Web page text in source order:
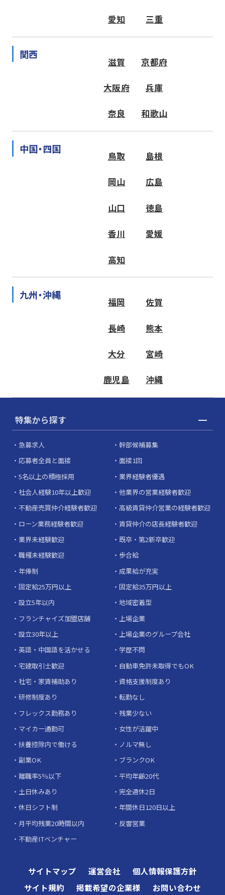
愛知 三重
関西
滋賀 京都府
大阪府 兵庫
奈良 和歌山
中国・四国
鳥取 島根
岡山 広島
山口 徳島
香川 愛媛
高知
九州・沖縄
福岡 佐賀
長崎 熊本
大分 宮崎
鹿児島 沖縄
特集から探す
急募求人
幹部候補募集
応募者全員と面接
面接1回
5名以上の積極採用
業界経験者優遇
社会人経験10年以上歓迎
他業界の営業経験者歓迎
不動産売買仲介経験者歓迎
高級賃貸仲介営業の経験者歓迎
ローン業務経験者歓迎
賃貸仲介の店長経験者歓迎
業界未経験歓迎
既卒・第2新卒歓迎
職種未経験歓迎
歩合給
年俸制
成果給が充実
固定給25万円以上
固定給35万円以上
設立5年以内
地域密着型
フランチャイズ加盟店舗
上場企業
設立30年以上
上場企業のグループ会社
英語・中国語を活かせる
学歴不問
宅建取引士歓迎
自動車免許未取得でもOK
社宅・家賃補助あり
資格支援制度あり
研修制度あり
転勤なし
フレックス勤務あり
残業少ない
マイカー通勤可
女性が活躍中
扶養控除内で働ける
ノルマ無し
副業OK
ブランクOK
離職率5％以下
平均年齢20代
土日休みあり
完全週休2日
休日シフト制
年間休日120日以上
月平均残業20時間以内
反響営業
不動産ITベンチャー
サイトマップ 運営会社
個人情報保護方針
サイト規約
掲載希望の企業様 お問い合わせ